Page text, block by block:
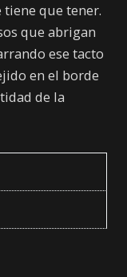
que tener.
que abrigan
ese tacto
en el borde
de la